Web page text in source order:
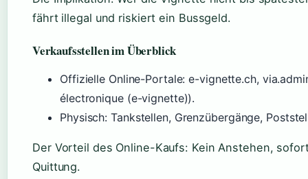
fährt illegal und riskiert ein Bussgeld.
Verkaufsstellen im Überblick
Offizielle Online-Portale: e-vignette.ch,
électronique (e-vignette)).
Physisch: Tankstellen, Grenzübergänge,
Der Vorteil des Online-Kaufs: Kein Anstehen,
Quittung.